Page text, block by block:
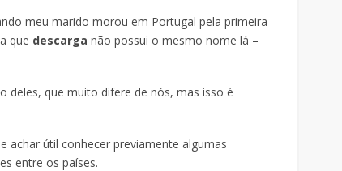
meu marido morou em Portugal pela primeira
que descarga não possui o mesmo nome lá –
deles, que muito difere de nós, mas isso é
achar útil conhecer previamente algumas
entre os países.